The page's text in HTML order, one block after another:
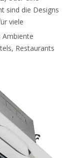
sind die Designs
viele
Ambiente
Restaurants